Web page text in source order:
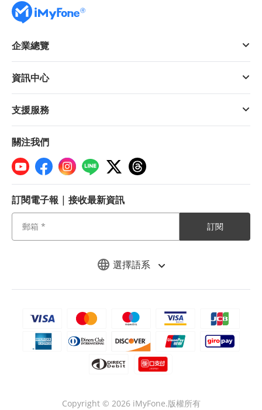
選擇語系
企業總覽
資訊中心
支援服務
關注我們
訂閱電子報 | 接收最新資訊
訂閱
Copyright © 2026 iMyFone.版權所有